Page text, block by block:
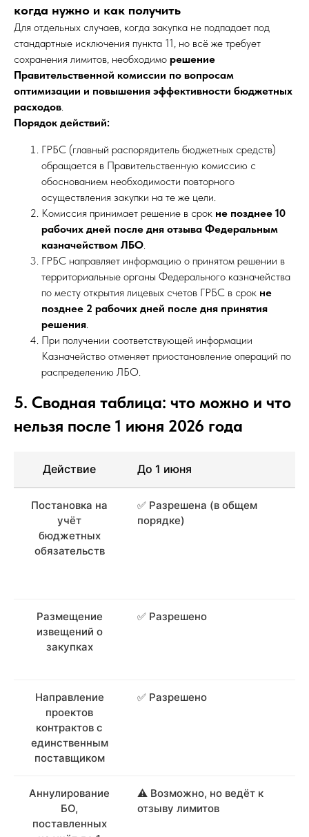
когда нужно и как получить
Для отдельных случаев, когда закупка не подпадает под
стандартные исключения пункта 11, но всё же требует
сохранения лимитов, необходимо решение
Правительственной комиссии по вопросам
оптимизации и повышения эффективности бюджетных
расходов.
Порядок действий:
ГРБС (главный распорядитель бюджетных средств)
обращается в Правительственную комиссию с
обоснованием необходимости повторного
осуществления закупки на те же цели.
Комиссия принимает решение в срок не позднее 10
рабочих дней после дня отзыва Федеральным
казначейством ЛБО.
ГРБС направляет информацию о принятом решении в
территориальные органы Федерального казначейства
по месту открытия лицевых счетов ГРБС в срок не
позднее 2 рабочих дней после дня принятия
решения.
При получении соответствующей информации
Казначейство отменяет приостановление операций по
распределению ЛБО.
5. Сводная таблица: что можно и что
нельзя после 1 июня 2026 года
Действие До 1 июня
Постановка на
учёт
бюджетных
обязательств
✅ Разрешена (в общем
порядке)
Размещение
извещений о
закупках
✅ Разрешено
Направление
проектов
контрактов с
единственным
поставщиком
✅ Разрешено
Аннулирование
БО,
поставленных
⚠️ Возможно, но ведёт к
отзыву лимитов